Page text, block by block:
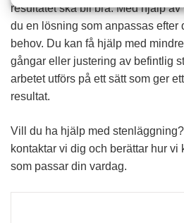
resultatet ska bli bra. Med hjälp
du en lösning som anpassas efter
behov. Du kan få hjälp med
gångar eller justering av befintlig
arbetet utförs på ett sätt som ger
resultat.
Vill du ha hjälp med
kontaktar vi dig och berättar hur vi
som passar din vardag.